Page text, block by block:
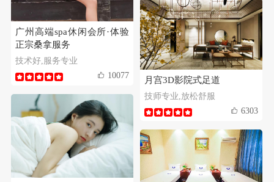
广州高端spa休闲会所·体验
正宗桑拿服务
技术好,服务专业
10077 月宫3D影院式足道
技师专业,放松舒服
6303